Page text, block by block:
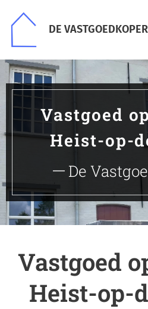
DE VASTGOEDKOPER
Vastgoed
Heist-op-
De
Vastgoed
Heist-op-